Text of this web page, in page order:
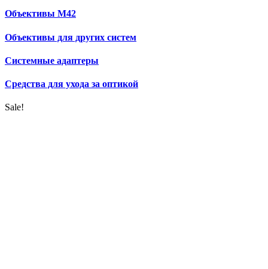
Объективы М42
Объективы для других систем
Cистемные адаптеры
Средства для ухода за оптикой
Sale!